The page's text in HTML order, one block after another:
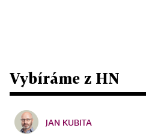
Vybíráme z HN
JAN KUBITA